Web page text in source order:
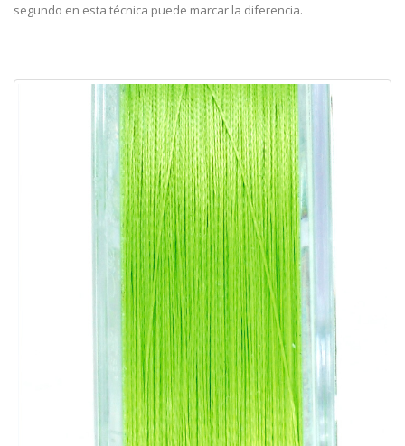
segundo en esta técnica puede marcar la diferencia.